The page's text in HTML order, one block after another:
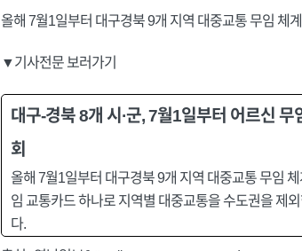
올해 7월1일부터 대구경북 9개 지역 대중교통 무임 체
▼기사전문 보러가기
대구-경북 8개 시·군, 7월1일부터 어르신
회
올해 7월1일부터 대구경북 9개 지역 대중교통 무임
임 교통카드 하나로 지역별 대중교통을 수도권을 제
다.